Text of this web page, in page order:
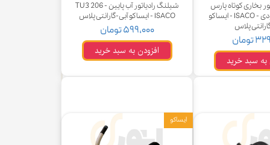
بخاری کوتاه پارس
TU5 پژو - ورودی - ISACO - ایساکو
پلاس
به سبد خرید
شیلنگ رادیاتور آب پایین TU3 206 -
ISACO - ایساکو آبی-گارانتی پلاس
۵۹۹,۰۰۰ تومان
افزودن به سبد خرید
ایساکو